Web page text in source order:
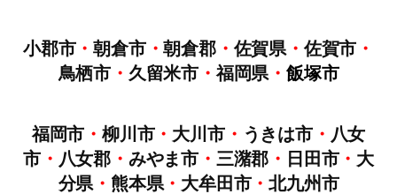
小郡市・朝倉市・朝倉郡・佐賀県・佐賀市 ・
鳥栖市・ 久留米市・福岡県・飯塚市
福岡市 ・柳川市・ 大川市・ うきは市・ 八女
市・ 八女郡・ みやま市・ 三潴郡 ・ 日田市・ 大
分県 ・ 熊本県・ 大牟田市・北九州市